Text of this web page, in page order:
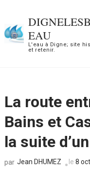
contenu
(Pressez EAU
L'eau à Digne; site
et retenir.
La route
Bains et
la suite
par Jean DHUMEZ le 8